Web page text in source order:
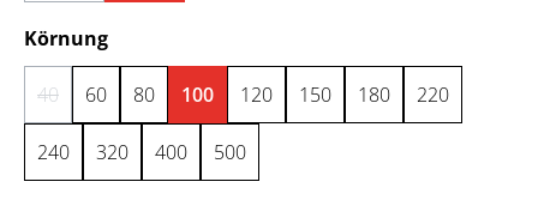
Körnungauswählen
40(Diese Option ist zurzeit nicht verfügbar.)
60 80 100 120 150 180 220
240 320 400 500